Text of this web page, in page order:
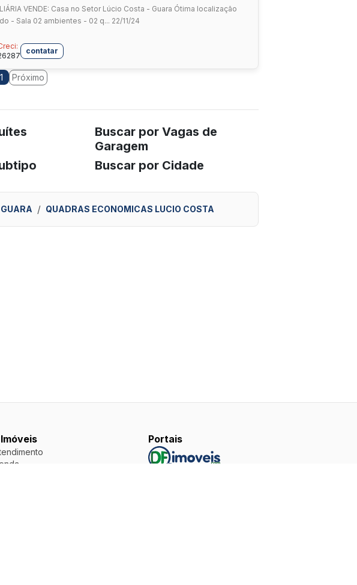
VENDE: Casa no Setor Lúcio Costa - Guara Ótima localização
- Sala 02 ambientes - 02 q... 22/11/24
contatar
1 Próximo
Buscar por Vagas de
Garagem
Buscar por Cidade
GUARA QUADRAS ECONOMICAS LUCIO COSTA
Portais